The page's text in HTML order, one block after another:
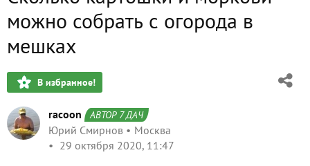
можно собрать с огорода в
мешках
В избранное!
racoon АВТОР 7 ДАЧ
Юрий Смирнов
Москва
29 октября 2020, 11:47